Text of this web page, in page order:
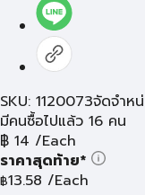
SKU: 1120073จัดจำห
มีคนซื้อไปแล้ว 16 คน
฿ 14 /Each
ราคาสุดท้าย*
฿13.58 /Each